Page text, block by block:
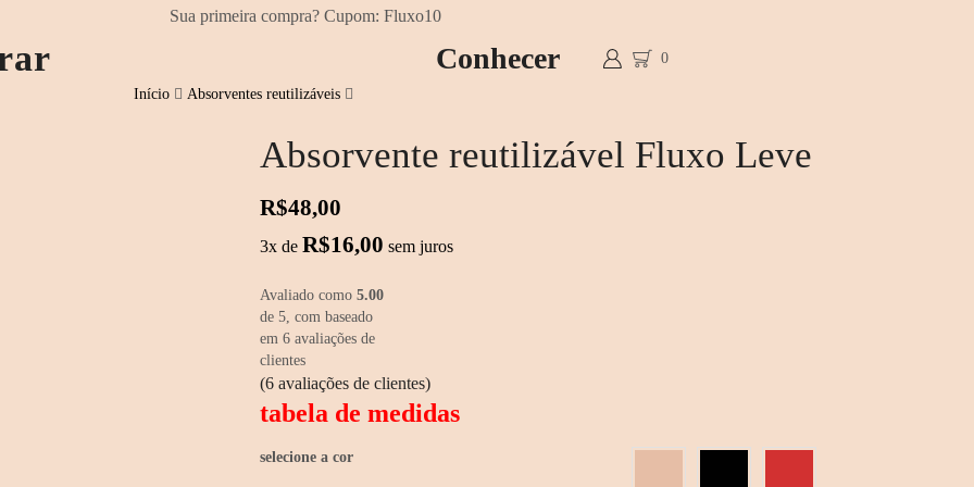
Sua primeira compra? Cupom: Fluxo10
Conhecer 0
Início Absorventes reutilizáveis
Absorvente reutilizável Fluxo Leve
R$48,00
3x de R$16,00 sem juros
Avaliado como 5.00
de 5, com baseado
em 6 avaliações de
clientes
(6 avaliações de clientes)
tabela de medidas
selecione a cor